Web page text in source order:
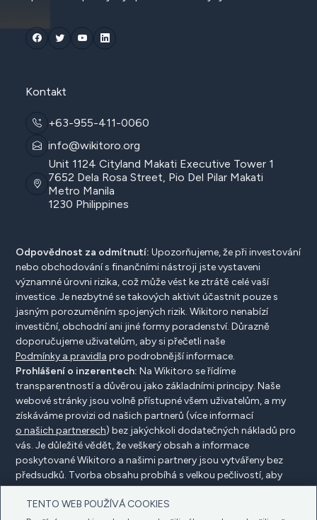
TENTO WEB POUŽÍVÁ COOKIES
Kontakt
+63-955-411-0060
info@wikitoro.org
Unit 1124 Cityland Makati Executive Tower 1
7652 Dela Rosa Street, Pio Del Pilar Makati
Metro Manila
1230 Philippines
Odpovědnost za odmítnutí: Upozorňujeme, že při investování
nebo obchodování s finančními nástroji jste vystaveni
významné úrovni rizika, což může vést ke ztrátě celé vaší
investice. Je nezbytné se takových aktivit účastnit pouze s
jasným porozuměním spojených rizik. Wikitoro nenabízí
investiční, obchodní ani jiné formy poradenství. Důrazně
doporučujeme uživatelům, aby si přečetli naše
Podmínky a pravidla pro podrobnější informace.
Prohlášení o inzerentech: Na Wikitoro se řídíme
transparentností a důvěrou jako základními principy. Naše
webové stránky jsou volně přístupné všem uživatelům, a my
získáváme provizi od našich partnerů (více informací
o našich partnerech) bez jakýchkoli dodatečných nákladů pro
vás. Je důležité vědět, že veškerý obsah a informace
poskytované Wikitoro a našimi partnery jsou vytvářeny bez
předsudků. Tvorba obsahu probíhá s velkou pečlivostí, aby
prospěla našim čtenářům, a důležité je, že není ovlivněna
žádnými dohodami o kompenzaci s našimi partnery.